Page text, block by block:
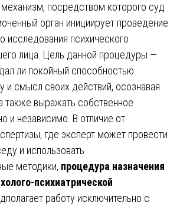
посредством которого суд
орган инициирует проведение
исследования психического
лица. Цель данной процедуры —
ли покойный способностью
и смысл своих действий, осознавая
также выражать собственное
и независимо. В отличие от
где эксперт может провести
и использовать
методики, процедура назначения
психиатрической
работу исключительно с